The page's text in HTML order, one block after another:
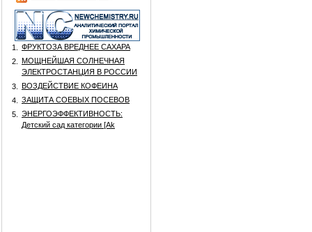
1.
ФРУКТОЗА ВРЕДНЕЕ САХАРА
2.
МОЩНЕЙШАЯ СОЛНЕЧНАЯ
ЭЛЕКТРОСТАНЦИЯ В РОССИИ
3.
ВОЗДЕЙСТВИЕ КОФЕИНА
4.
ЗАЩИТА СОЕВЫХ ПОСЕВОВ
5.
ЭНЕРГОЭФФЕКТИВНОСТЬ:
Детский сад категории [Аk